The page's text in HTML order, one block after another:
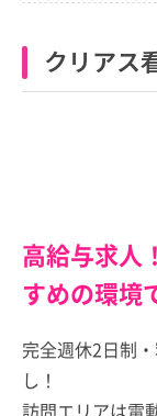
クリアス
高給与求人
すめの環境
完全週休2日制
し！
訪問エリアは電